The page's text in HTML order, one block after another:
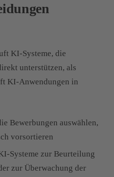
KI-Systeme, die
unterstützen, als
KI-Anwendungen in
Bewerbungen auswählen,
vorsortieren
Systeme zur Beurteilung
zur Überwachung der